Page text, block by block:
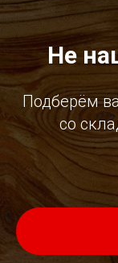
Не
Подберём
со